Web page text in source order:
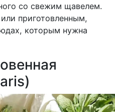
со свежим щавелем.
приготовленным,
которым нужна